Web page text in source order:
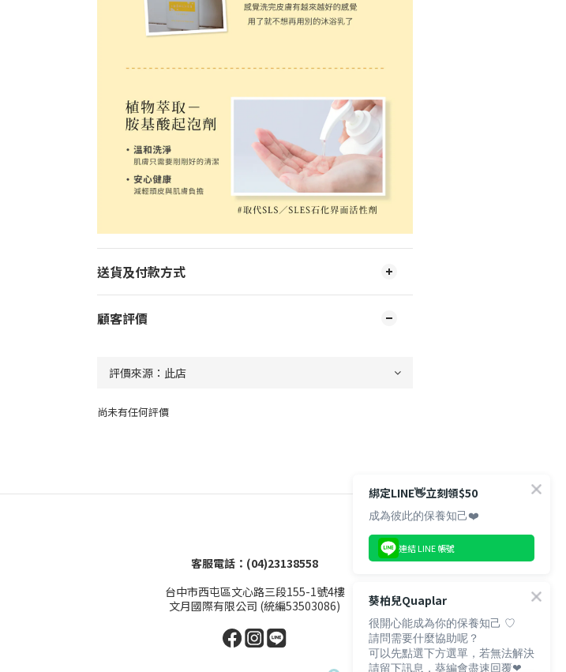
送貨及付款方式
顧客評價
尚未有任何評價
客服電話：(04)23138558
台中市西屯區文心路三段155-1號4樓
文月國際有限公司 (統編53503086)
綁定LINE👋立刻領$50
成為彼此的保養知己❤️
連結 LINE 帳號
葵柏兒Quaplar
很開心能成為你的保養知己 ♡
請問需要什麼協助呢？
可以先點選下方選單，若無法解決
請留下訊息，葵編會盡速回覆❤